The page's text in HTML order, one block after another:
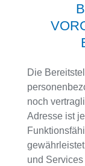
Die
noch
Adresse ist
und